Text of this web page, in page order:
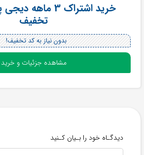
تخفیف
بدون نیاز به کد تخفیف!
مشاهده جزئیات و خرید
دیدگـاه خود را بـیان کـنید